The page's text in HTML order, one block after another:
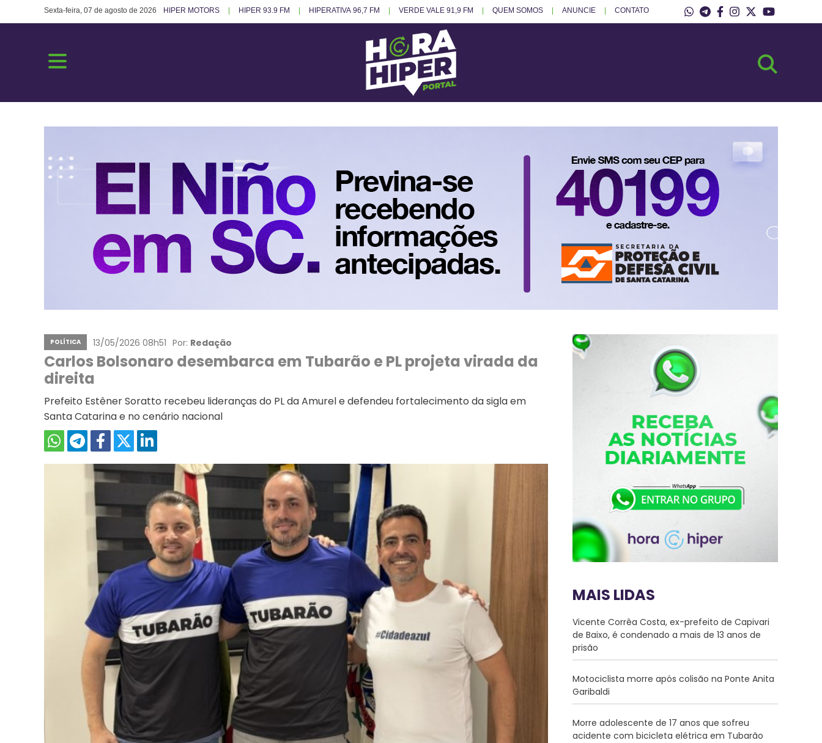
Sexta-feira, 07 de agosto de 2026 HIPER MOTORS HIPER 93.9 FM HIPERATIVA 96,7 FM VERDE VALE 91,9 FM QUEM SOMOS ANUNCIE CONTATO
POLÍTICA 13/05/2026 08h51 Por: Redação
Carlos Bolsonaro desembarca em Tubarão e PL projeta virada da
direita
Prefeito Estêner Soratto recebeu lideranças do PL da Amurel e defendeu fortalecimento da sigla em
Santa Catarina e no cenário nacional
MAIS LIDAS
Vicente Corrêa Costa, ex-prefeito de Capivari
de Baixo, é condenado a mais de 13 anos de
prisão
Motociclista morre após colisão na Ponte Anita
Garibaldi
Morre adolescente de 17 anos que sofreu
acidente com bicicleta elétrica em Tubarão